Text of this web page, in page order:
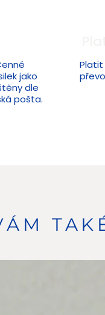
jako
dle
pošta.